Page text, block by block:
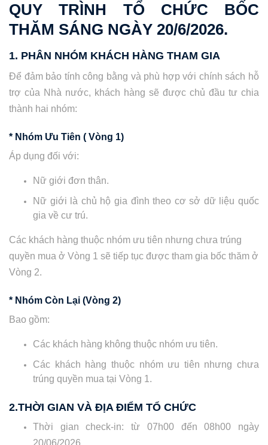
QUY TRÌNH TỔ CHỨC BỐC
THĂM SÁNG NGÀY 20/6/2026.
1. PHÂN NHÓM KHÁCH HÀNG THAM GIA
Để đảm bảo tính công bằng và phù hợp với chính sách hỗ
trợ của Nhà nước, khách hàng sẽ được chủ đầu tư chia
thành hai nhóm:
* Nhóm Ưu Tiên ( Vòng 1)
Áp dụng đối với:
Nữ giới đơn thân.
Nữ giới là chủ hộ gia đình theo cơ sở dữ liệu quốc
gia về cư trú.
Các khách hàng thuộc nhóm ưu tiên nhưng chưa trúng
quyền mua ở Vòng 1 sẽ tiếp tục được tham gia bốc thăm ở
Vòng 2.
* Nhóm Còn Lại (Vòng 2)
Bao gồm:
Các khách hàng không thuộc nhóm ưu tiên.
Các khách hàng thuộc nhóm ưu tiên nhưng chưa
trúng quyền mua tại Vòng 1.
2.THỜI GIAN VÀ ĐỊA ĐIỂM TỔ CHỨC
Thời gian check-in: từ 07h00 đến 08h00 ngày
20/06/2026.